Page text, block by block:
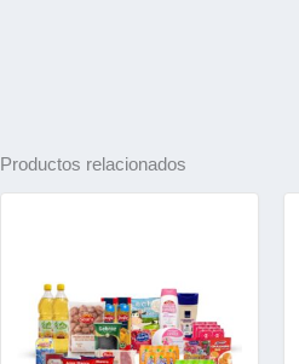
Productos relacionados